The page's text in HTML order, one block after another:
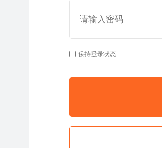
保持登录状态